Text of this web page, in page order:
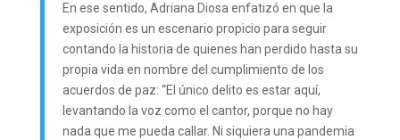
En ese sentido, Adriana Diosa enfatizó en que la
exposición es un escenario propicio para seguir
contando la historia de quienes han perdido hasta su
propia vida en nombre del cumplimiento de los
acuerdos de paz: “El único delito es estar aquí,
levantando la voz como el cantor, porque no hay
nada que me pueda callar. Ni siquiera una pandemia